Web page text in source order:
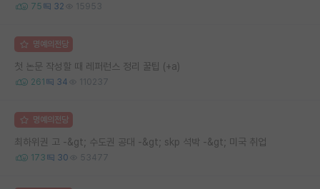
75 32 15953
명예의전당
첫 논문 작성할 때 레퍼런스 정리 꿀팁 (+a)
261 34 110237
명예의전당
최하위권 고 -&gt; 수도권 공대 -&gt; skp 석박 -&gt; 미국 취업
173 30 53477